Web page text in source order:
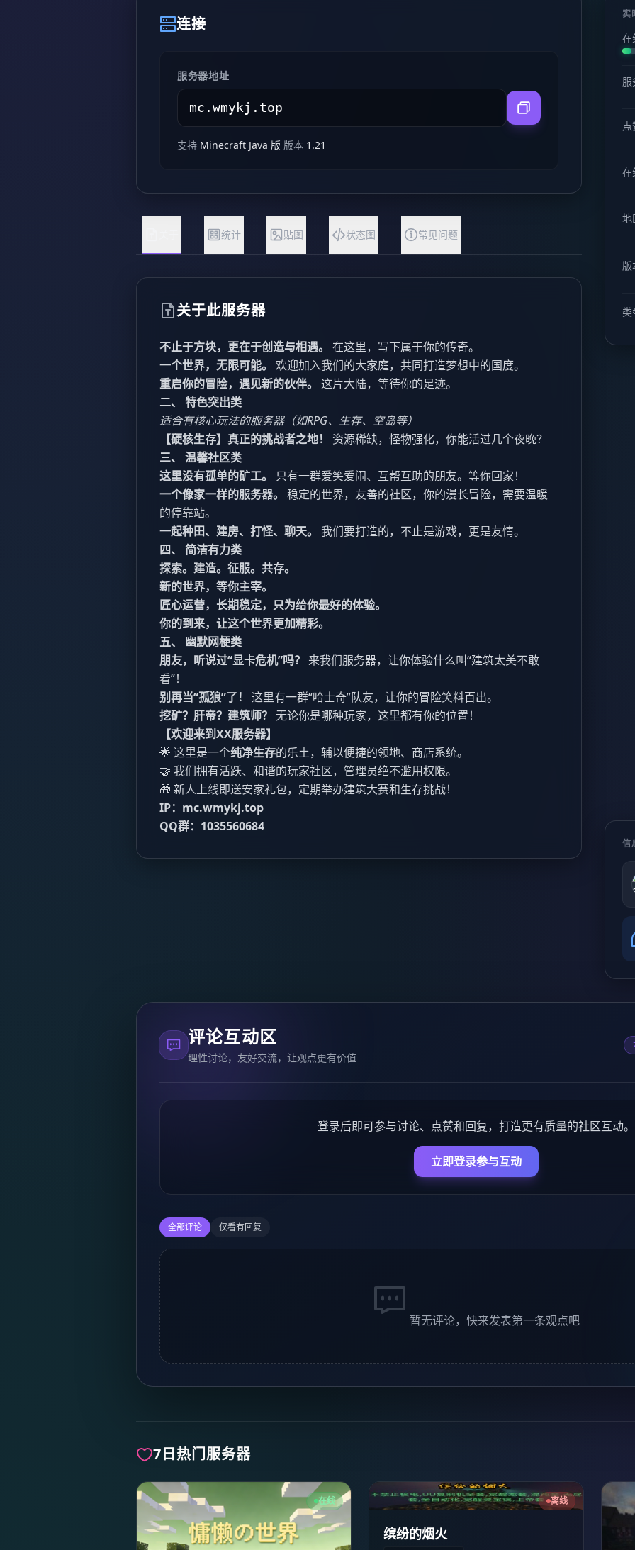
连接
服务器地址
支持 Minecraft Java 版 版本 1.21
统计 贴图 状态图 常见问题
关于此服务器
不止于方块，更在于创造与相遇。 在这里，写下属于你的传奇。
一个世界，无限可能。 欢迎加入我们的大家庭，共同打造梦想中的国度。
重启你的冒险，遇见新的伙伴。 这片大陆，等待你的足迹。
二、 特色突出类
适合有核心玩法的服务器（如RPG、生存、空岛等）
【硬核生存】真正的挑战者之地！
资源稀缺，怪物强化，你能活过几个夜晚？
三、 温馨社区类
这里没有孤单的矿工。
只有一群爱笑爱闹、互帮互助的朋友。等你回家！
一个像家一样的服务器。 稳定的世界，友善的社区，你的漫长冒险，需要温暖
的停靠站。
一起种田、建房、打怪、聊天。 我们要打造的，不止是游戏，更是友情。
四、 简洁有力类
探索。建造。征服。共存。
新的世界，等你主宰。
匠心运营，长期稳定，只为给你最好的体验。
你的到来，让这个世界更加精彩。
五、 幽默网梗类
朋友，听说过“显卡危机”吗？ 来我们服务器，让你体验什么叫“建筑太美不敢
看”！
别再当“孤狼”了！
这里有一群“哈士奇”队友，让你的冒险笑料百出。
挖矿？肝帝？建筑师？ 无论你是哪种玩家，这里都有你的位置！
【欢迎来到XX服务器】
🌟 这里是一个纯净生存的乐土，辅以便捷的领地、商店系统。
🤝 我们拥有活跃、和谐的玩家社区，管理员绝不滥用权限。
🎁 新人上线即送安家礼包，定期举办建筑大赛和生存挑战！
IP：mc.wmykj.top
QQ群：1035560684
实
在
点
在
地
版
类
信
评论互动区
理性讨论，友好交流，让观点更有价值
登录后即可参与讨论、点赞和回复，打造更有质量的社区互动。
立即登录参与互动
全部评论 仅看有回复
暂无评论，快来发表第一条观点吧
7日热门服务器
在线 离线
缤纷的烟火